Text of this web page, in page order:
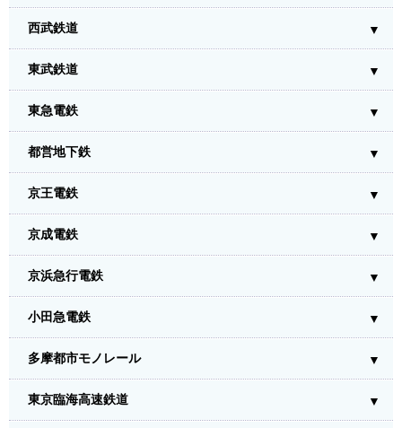
西武鉄道
東武鉄道
東急電鉄
都営地下鉄
京王電鉄
京成電鉄
京浜急行電鉄
小田急電鉄
多摩都市モノレール
東京臨海高速鉄道